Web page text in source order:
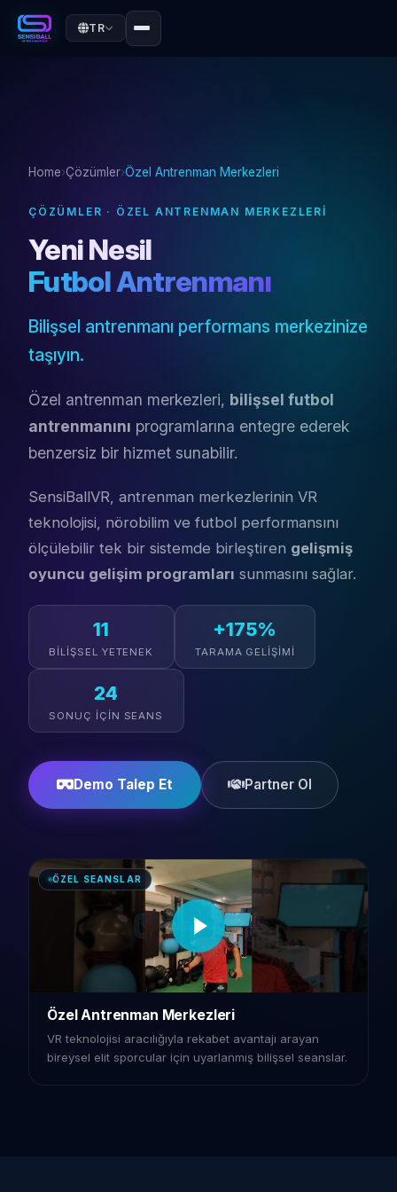
TR
Home›Çözümler›Özel Antrenman Merkezleri
ÇÖZÜMLER · ÖZEL ANTRENMAN MERKEZLERI
Yeni Nesil
Futbol Antrenmanı
Bilişsel antrenmanı performans merkezinize
taşıyın.
Özel antrenman merkezleri, bilişsel futbol
antrenmanını programlarına entegre ederek
benzersiz bir hizmet sunabilir.
SensiBallVR, antrenman merkezlerinin VR
teknolojisi, nörobilim ve futbol performansını
ölçülebilir tek bir sistemde birleştiren gelişmiş
oyuncu gelişim programları sunmasını sağlar.
11
BILIŞSEL YETENEK
+175%
TARAMA GELIŞIMI
24
SONUÇ İÇIN SEANS
Demo Talep Et Partner Ol
ÖZEL SEANSLAR
Özel Antrenman Merkezleri
VR teknolojisi aracılığıyla rekabet avantajı arayan
bireysel elit sporcular için uyarlanmış bilişsel seanslar.